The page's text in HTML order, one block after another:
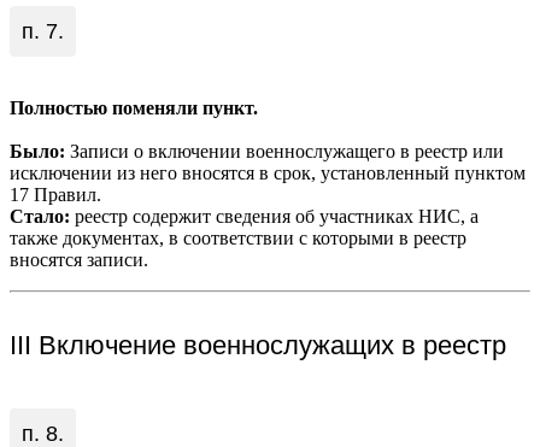
п. 7.
Полностью поменяли пункт.
Было: Записи о включении военнослужащего в реестр или
исключении из него вносятся в срок, установленный пунктом
17 Правил.
Стало: реестр содержит сведения об участниках НИС, а
также документах, в соответствии с которыми в реестр
вносятся записи.
III Включение военнослужащих в реестр
п. 8.